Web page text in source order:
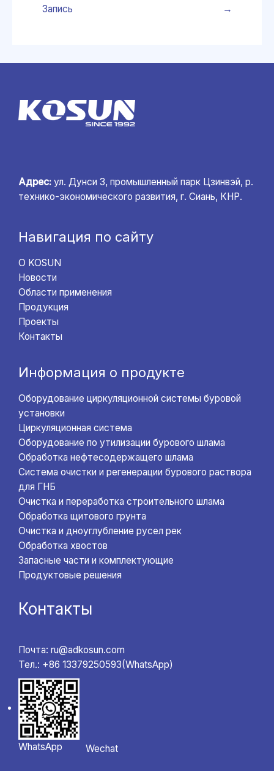
Запись
→
Адрес: ул. Дунси 3, промышленный парк Цзинвэй, р.
технико-экономического развития, г. Сиань, КНР.
Навигация по сайту
О KOSUN
Новости
Области применения
Продукция
Проекты
Контакты
Информация о продукте
Оборудование циркуляционной системы буровой
установки
Циркуляционная система
Оборудование по утилизации бурового шлама
Обработка нефтесодержащего шлама
Система очистки и регенерации бурового раствора
для ГНБ
Очистка и переработка строительного шлама
Обработка щитового грунта
Очистка и дноуглубление русел рек
Обработка хвостов
Запасные части и комплектующие
Продуктовые решения
Контакты
Почта: ru@adkosun.com
Тел.: +86 13379250593(WhatsApp)
WhatsApp Wechat